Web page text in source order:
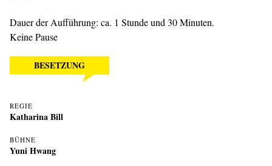
Dauer der Aufführung: ca. 1 Stunde und 30 Minuten.
Keine Pause
BESETZUNG
REGIE
Katharina Bill
BÜHNE
Yuni Hwang